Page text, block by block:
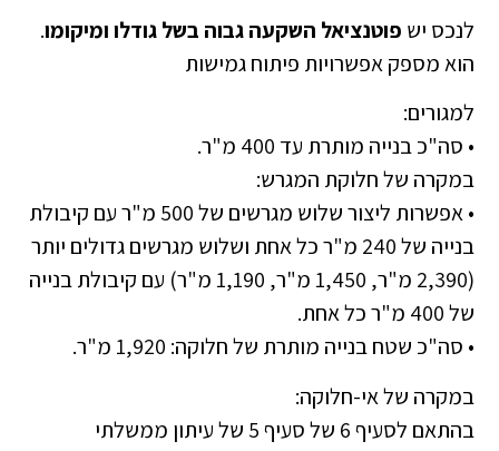
לנכס יש פוטנציאל השקעה גבוה בשל גודלו ומיקומו.
הוא מספק אפשרויות פיתוח גמישות
למגורים:
• סה"כ בנייה מותרת עד 400 מ"ר.
במקרה של חלוקת המגרש:
• אפשרות ליצור שלוש מגרשים של 500 מ"ר עם קיבולת
בנייה של 240 מ"ר כל אחת ושלוש מגרשים גדולים יותר
(2,390 מ"ר, 1,450 מ"ר, 1,190 מ"ר) עם קיבולת בנייה
של 400 מ"ר כל אחת.
• סה"כ שטח בנייה מותרת של חלוקה: 1,920 מ"ר.
במקרה של אי-חלוקה:
בהתאם לסעיף 6 של סעיף 5 של עיתון ממשלתי